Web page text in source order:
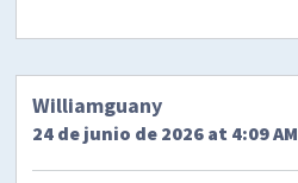
Williamguany
24 de junio de 2026 at 4:09 AM